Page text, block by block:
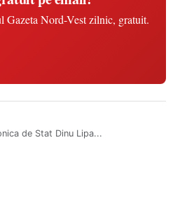
Gazeta Nord-Vest zilnic, gratuit.
de Stat Dinu Lipa...